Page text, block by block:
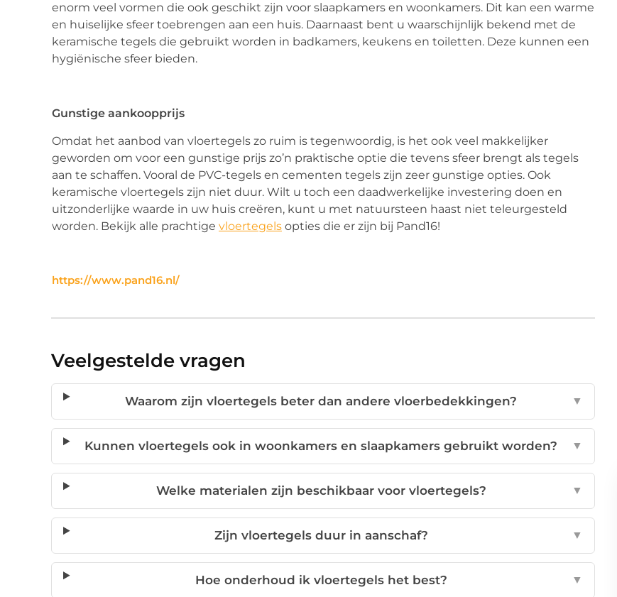
enorm veel vormen die ook geschikt zijn voor slaapkamers en woonkamers. Dit kan een warme
en huiselijke sfeer toebrengen aan een huis. Daarnaast bent u waarschijnlijk bekend met de
keramische tegels die gebruikt worden in badkamers, keukens en toiletten. Deze kunnen een
hygiënische sfeer bieden.
Gunstige aankoopprijs
Omdat het aanbod van vloertegels zo ruim is tegenwoordig, is het ook veel makkelijker
geworden om voor een gunstige prijs zo’n praktische optie die tevens sfeer brengt als tegels
aan te schaffen. Vooral de PVC-tegels en cementen tegels zijn zeer gunstige opties. Ook
keramische vloertegels zijn niet duur. Wilt u toch een daadwerkelijke investering doen en
uitzonderlijke waarde in uw huis creëren, kunt u met natuursteen haast niet teleurgesteld
worden. Bekijk alle prachtige vloertegels opties die er zijn bij Pand16!
https://www.pand16.nl/
Veelgestelde vragen
Waarom zijn vloertegels beter dan andere vloerbedekkingen? ▼
Kunnen vloertegels ook in woonkamers en slaapkamers gebruikt worden? ▼
Welke materialen zijn beschikbaar voor vloertegels? ▼
Zijn vloertegels duur in aanschaf? ▼
Hoe onderhoud ik vloertegels het best? ▼